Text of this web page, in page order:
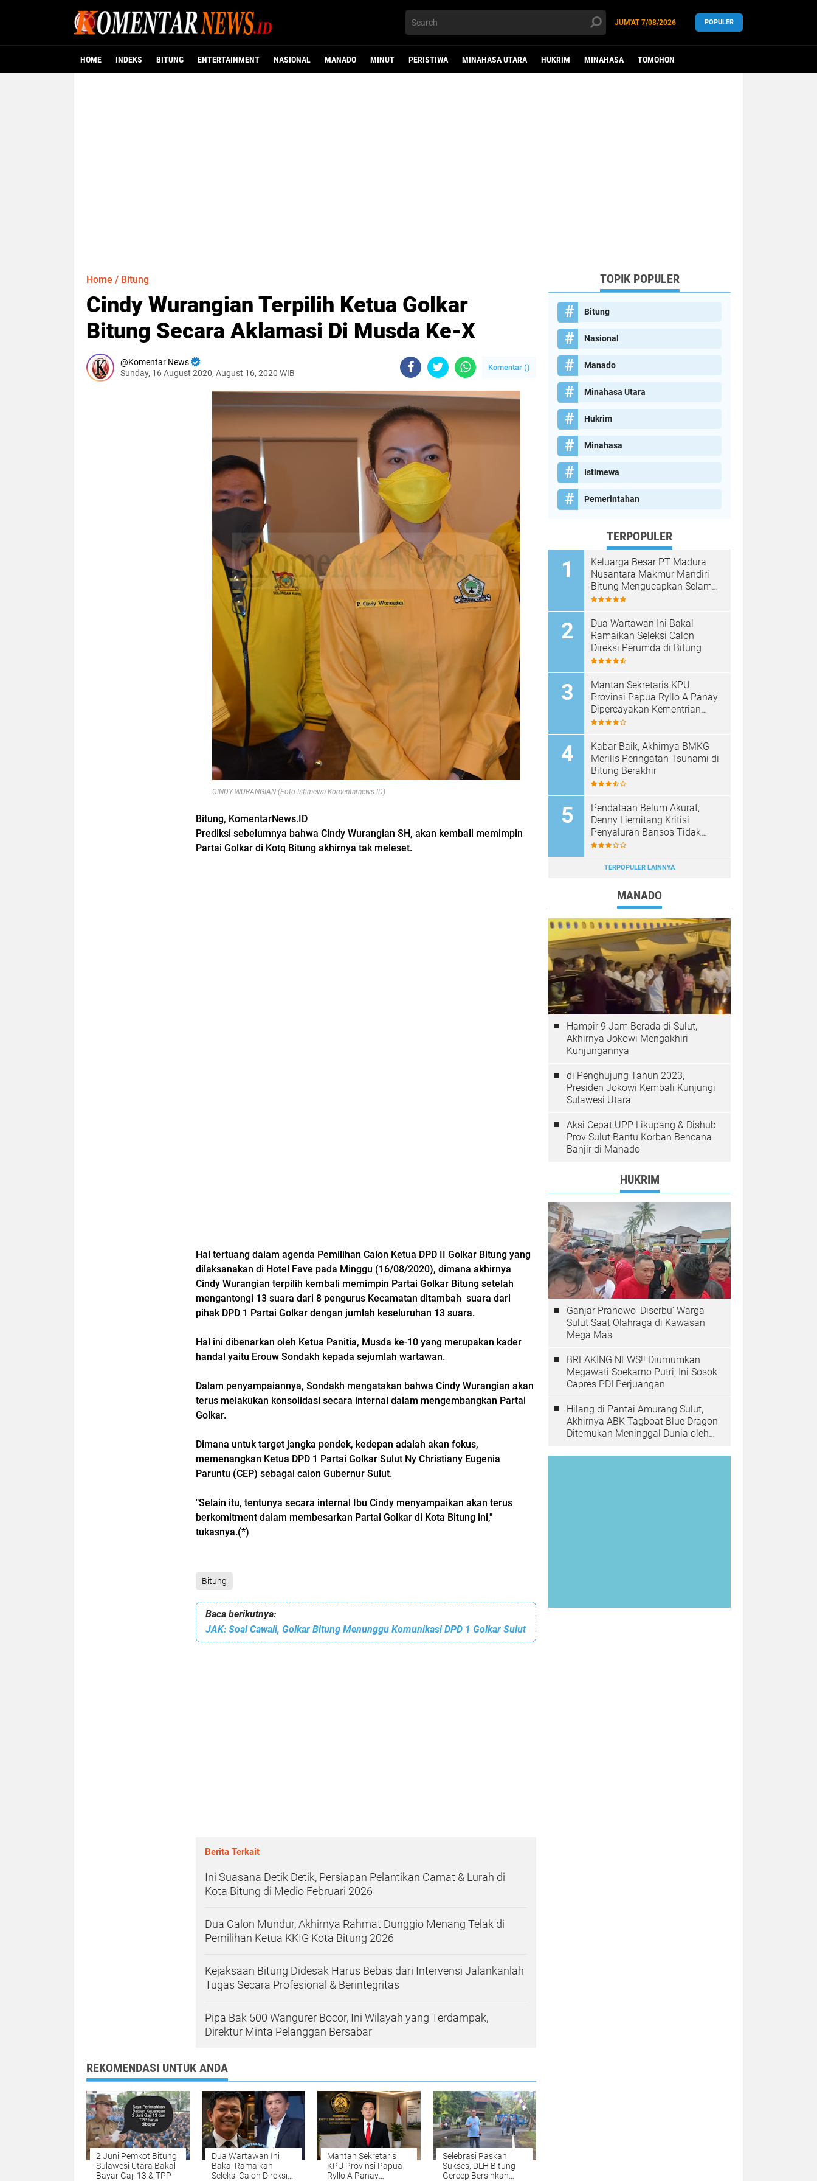
JUM'AT7/08/2026 POPULER
HOME INDEKS BITUNG ENTERTAINMENT NASIONAL MANADO MINUT PERISTIWA MINAHASA UTARA HUKRIM MINAHASA TOMOHON
Home / Bitung
Cindy Wurangian Terpilih Ketua Golkar
Bitung Secara Aklamasi Di Musda Ke-X
Komentar News
Sunday, 16 August 2020, August 16, 2020 WIB
Komentar ()
CINDY WURANGIAN (Foto Istimewa Komentarnews.ID)
Bitung, KomentarNews.ID
Prediksi sebelumnya bahwa Cindy Wurangian SH, akan kembali memimpin
Partai Golkar di Kotq Bitung akhirnya tak meleset.
Hal tertuang dalam agenda Pemilihan Calon Ketua DPD II Golkar Bitung yang
dilaksanakan di Hotel Fave pada Minggu (16/08/2020), dimana akhirnya
Cindy Wurangian terpilih kembali memimpin Partai Golkar Bitung setelah
mengantongi 13 suara dari 8 pengurus Kecamatan ditambah suara dari
pihak DPD 1 Partai Golkar dengan jumlah keseluruhan 13 suara.
Hal ini dibenarkan oleh Ketua Panitia, Musda ke-10 yang merupakan kader
handal yaitu Erouw Sondakh kepada sejumlah wartawan.
Dalam penyampaiannya, Sondakh mengatakan bahwa Cindy Wurangian akan
terus melakukan konsolidasi secara internal dalam mengembangkan Partai
Golkar.
Dimana untuk target jangka pendek, kedepan adalah akan fokus,
memenangkan Ketua DPD 1 Partai Golkar Sulut Ny Christiany Eugenia
Paruntu (CEP) sebagai calon Gubernur Sulut.
"Selain itu, tentunya secara internal Ibu Cindy menyampaikan akan terus
berkomitment dalam membesarkan Partai Golkar di Kota Bitung ini,"
tukasnya.(*)
Bitung
Baca berikutnya:
JAK: Soal Cawali, Golkar Bitung Menunggu Komunikasi DPD 1 Golkar Sulut
Berita Terkait
Ini Suasana Detik Detik, Persiapan Pelantikan Camat & Lurah di
Kota Bitung di Medio Februari 2026
Dua Calon Mundur, Akhirnya Rahmat Dunggio Menang Telak di
Pemilihan Ketua KKIG Kota Bitung 2026
Kejaksaan Bitung Didesak Harus Bebas dari Intervensi Jalankanlah
Tugas Secara Profesional & Berintegritas
Pipa Bak 500 Wangurer Bocor, Ini Wilayah yang Terdampak,
Direktur Minta Pelanggan Bersabar
REKOMENDASI UNTUK ANDA
2 Juni Pemkot Bitung
Sulawesi Utara Bakal
Bayar Gaji 13 & TPP
Dua Wartawan Ini
Bakal Ramaikan
Seleksi Calon Direksi
Mantan Sekretaris
KPU Provinsi Papua
Ryllo A Panay
Selebrasi Paskah
Sukses, DLH Bitung
Gercep Bersihkan
TOPIK POPULER
Bitung
Nasional
Manado
Minahasa Utara
Hukrim
Minahasa
Istimewa
Pemerintahan
TERPOPULER
Keluarga Besar PT Madura
Nusantara Makmur Mandiri
Bitung Mengucapkan Selamat
HUT Bhayangkara ke-80
Dua Wartawan Ini Bakal
Ramaikan Seleksi Calon
Direksi Perumda di Bitung
Mantan Sekretaris KPU
Provinsi Papua Ryllo A Panay
Dipercayakan Kementrian
ESDM RI Menjabat Direktur
Bukti
Kabar Baik, Akhirnya BMKG
Merilis Peringatan Tsunami di
Bitung Berakhir
Pendataan Belum Akurat,
Denny Liemitang Kritisi
Penyaluran Bansos Tidak
Tepat Sasaran
TERPOPULER LAINNYA
MANADO
Hampir 9 Jam Berada di Sulut,
Akhirnya Jokowi Mengakhiri
Kunjungannya
di Penghujung Tahun 2023,
Presiden Jokowi Kembali Kunjungi
Sulawesi Utara
Aksi Cepat UPP Likupang & Dishub
Prov Sulut Bantu Korban Bencana
Banjir di Manado
HUKRIM
Ganjar Pranowo 'Diserbu' Warga
Sulut Saat Olahraga di Kawasan
Mega Mas
BREAKING NEWS!! Diumumkan
Megawati Soekarno Putri, Ini Sosok
Capres PDI Perjuangan
Hilang di Pantai Amurang Sulut,
Akhirnya ABK Tagboat Blue Dragon
Ditemukan Meninggal Dunia oleh